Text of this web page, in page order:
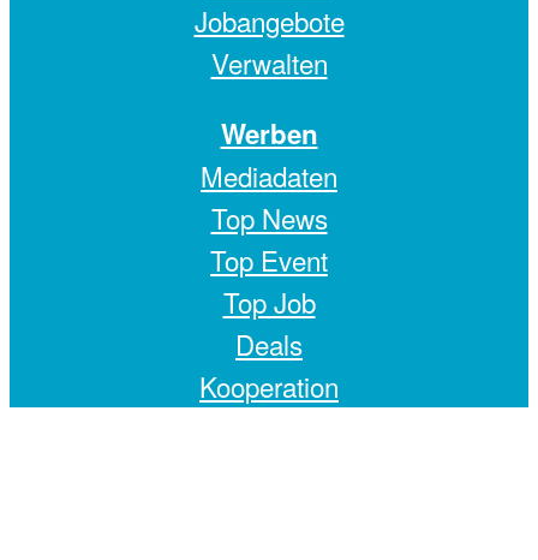
Jobangebote
Verwalten
Werben
Mediadaten
Top News
Top Event
Top Job
Deals
Kooperation